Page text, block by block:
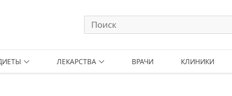
ЛЕКАРСТВА ВРАЧИ КЛИНИКИ